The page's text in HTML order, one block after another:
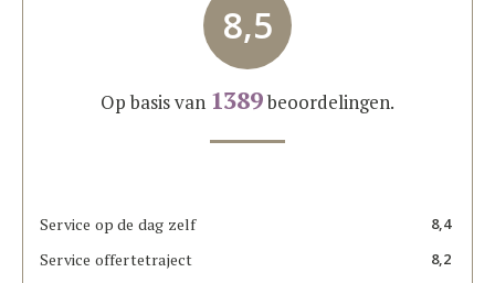
8,5
Op basis van 1389beoordelingen.
Service op de dag zelf 8,4
Service offertetraject 8,2